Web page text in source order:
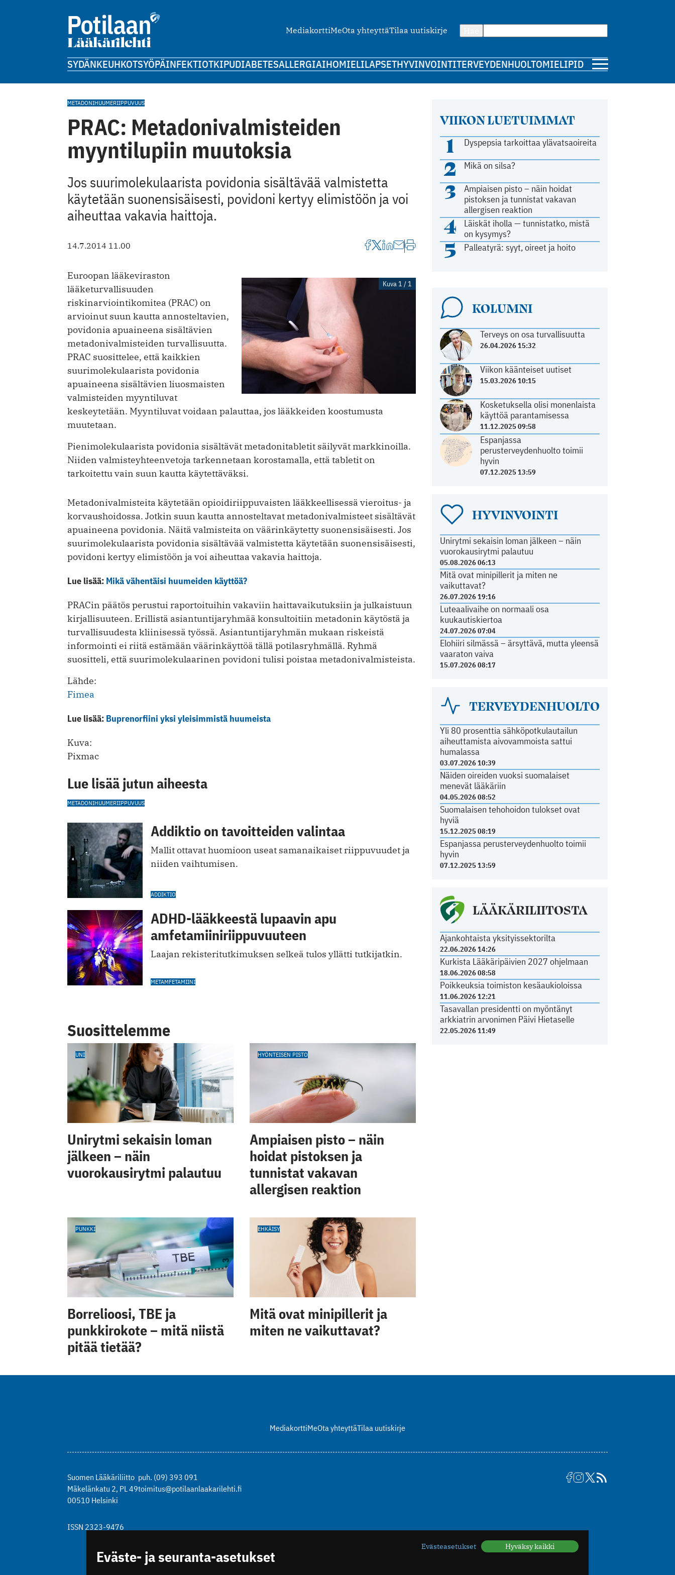
MediakorttiMeOta yhteyttäTilaa uutiskirje
SYDÄNKEUHKOTSYÖPÄINFEKTIOTKIPUDIABETESALLERGIAIHOMIELILAPSETHYVINVOINTITERVEYDENHUOLTOMIELIPIDE
VIIKON LUETUIMMAT
1 Dyspepsia tarkoittaa ylävatsaoireita
2 Mikä on silsa?
3
Ampiaisen pisto – näin hoidat
pistoksen ja tunnistat vakavan
allergisen reaktion
4
Läiskät iholla — tunnistatko, mistä
on kysymys?
5 Palleatyrä: syyt, oireet ja hoito
KOLUMNI
Terveys on osa turvallisuutta
26.04.2026 15:32
Viikon käänteiset uutiset
15.03.2026 10:15
Kosketuksella olisi monenlaista
käyttöä parantamisessa
11.12.2025 09:58
Espanjassa
perusterveydenhuolto toimii
hyvin
07.12.2025 13:59
HYVINVOINTI
Unirytmi sekaisin loman jälkeen – näin
vuorokausirytmi palautuu
05.08.2026 06:13
Mitä ovat minipillerit ja miten ne
vaikuttavat?
26.07.2026 19:16
Luteaalivaihe on normaali osa
kuukautiskiertoa
24.07.2026 07:04
Elohiiri silmässä – ärsyttävä, mutta yleensä
vaaraton vaiva
15.07.2026 08:17
TERVEYDENHUOLTO
Yli 80 prosenttia sähköpotkulautailun
aiheuttamista aivovammoista sattui
humalassa
03.07.2026 10:39
Näiden oireiden vuoksi suomalaiset
menevät lääkäriin
04.05.2026 08:52
Suomalaisen tehohoidon tulokset ovat
hyviä
15.12.2025 08:19
Espanjassa perusterveydenhuolto toimii
hyvin
07.12.2025 13:59
LÄÄKÄRILIITOSTA
Ajankohtaista yksityissektorilta
22.06.2026 14:26
Kurkista Lääkäripäivien 2027 ohjelmaan
18.06.2026 08:58
Poikkeuksia toimiston kesäaukioloissa
11.06.2026 12:21
Tasavallan presidentti on myöntänyt
arkkiatrin arvonimen Päivi Hietaselle
22.05.2026 11:49
METADONIHUUMERIIPPUVUUS
PRAC: Metadonivalmisteiden
myyntilupiin muutoksia
Jos suurimolekulaarista povidonia sisältävää valmistetta
käytetään suonensisäisesti, povidoni kertyy elimistöön ja voi
aiheuttaa vakavia haittoja.
14.7.2014 11.00
Kuva 1 / 1
Euroopan lääkeviraston
lääketurvallisuuden
riskinarviointikomitea (PRAC) on
arvioinut suun kautta annosteltavien,
povidonia apuaineena sisältävien
metadonivalmisteiden turvallisuutta.
PRAC suosittelee, että kaikkien
suurimolekulaarista povidonia
apuaineena sisältävien liuosmaisten
valmisteiden myyntiluvat
keskeytetään. Myyntiluvat voidaan palauttaa, jos lääkkeiden koostumusta
muutetaan.
Pienimolekulaarista povidonia sisältävät metadonitabletit säilyvät markkinoilla.
Niiden valmisteyhteenvetoja tarkennetaan korostamalla, että tabletit on
tarkoitettu vain suun kautta käytettäväksi.
Metadonivalmisteita käytetään opioidiriippuvaisten lääkkeellisessä vieroitus- ja
korvaushoidossa. Jotkin suun kautta annosteltavat metadonivalmisteet sisältävät
apuaineena povidonia. Näitä valmisteita on väärinkäytetty suonensisäisesti. Jos
suurimolekulaarista povidonia sisältävää valmistetta käytetään suonensisäisesti,
povidoni kertyy elimistöön ja voi aiheuttaa vakavia haittoja.
Lue lisää: Mikä vähentäisi huumeiden käyttöä?
PRACin päätös perustui raportoituihin vakaviin haittavaikutuksiin ja julkaistuun
kirjallisuuteen. Erillistä asiantuntijaryhmää konsultoitiin metadonin käytöstä ja
turvallisuudesta kliinisessä työssä. Asiantuntijaryhmän mukaan riskeistä
informointi ei riitä estämään väärinkäyttöä tällä potilasryhmällä. Ryhmä
suositteli, että suurimolekulaarinen povidoni tulisi poistaa metadonivalmisteista.
Lähde:
Fimea
Lue lisää: Buprenorfiini yksi yleisimmistä huumeista
Kuva:
Pixmac
Lue lisää jutun aiheesta
METADONIHUUMERIIPPUVUUS
Addiktio on tavoitteiden valintaa
Mallit ottavat huomioon useat samanaikaiset riippuvuudet ja
niiden vaihtumisen.
ADDIKTIO
ADHD-lääkkeestä lupaavin apu
amfetamiiniriippuvuuteen
Laajan rekisteritutkimuksen selkeä tulos yllätti tutkijatkin.
METAMFETAMIINI
Suosittelemme
UNI
Unirytmi sekaisin loman
jälkeen – näin
vuorokausirytmi palautuu
HYÖNTEISEN PISTO
Ampiaisen pisto – näin
hoidat pistoksen ja
tunnistat vakavan
allergisen reaktion
PUNKKI
Borrelioosi, TBE ja
punkkirokote – mitä niistä
pitää tietää?
EHKÄISY
Mitä ovat minipillerit ja
miten ne vaikuttavat?
MediakorttiMeOta yhteyttäTilaa uutiskirje
Suomen Lääkäriliitto
Mäkelänkatu 2, PL 49
00510 Helsinki
puh. (09) 393 091
toimitus@potilaanlaakarilehti.fi
ISSN 2323-9476
Eväste- ja seuranta-asetukset
Evästeasetukset Hyväksy kaikki